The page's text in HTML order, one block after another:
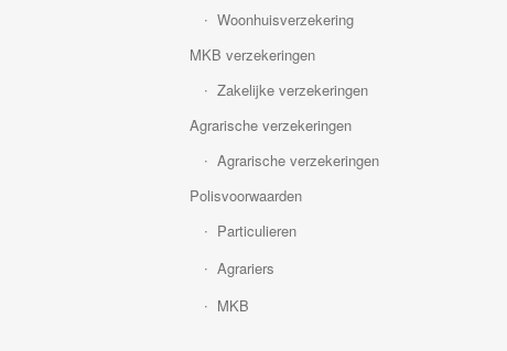
Woonhuisverzekering
MKB verzekeringen
Zakelijke verzekeringen
Agrarische verzekeringen
Agrarische verzekeringen
Polisvoorwaarden
Particulieren
Agrariers
MKB